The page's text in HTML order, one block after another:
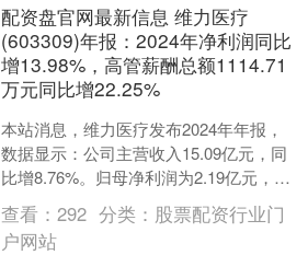
配资盘官网最新信息 维力医疗
(603309)年报：2024年净利润同比
增13.98%，高管薪酬总额1114.71
万元同比增22.25%
本站消息，维力医疗发布2024年年报，
数据显示：公司主营收入15.09亿元，同
比增8.76%。归母净利润为2.19亿元，同
比增13.98%。扣非净利润为2.1亿....
查看：292 分类： 股票配资行业门
户网站